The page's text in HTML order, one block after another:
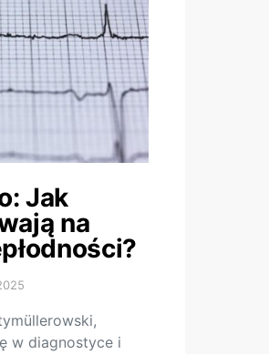
Jak
na
w diagnostyce i